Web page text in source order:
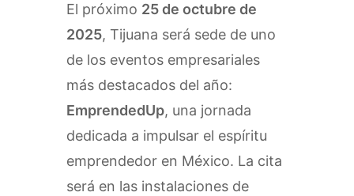
El próximo 25 de octubre de
2025, Tijuana será sede de uno
de los eventos empresariales
más destacados del año:
EmprendedUp, una jornada
dedicada a impulsar el espíritu
emprendedor en México. La cita
será en las instalaciones de